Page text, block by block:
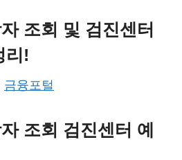
조회 및 검진센터
리!
금융포털
조회 검진센터 예